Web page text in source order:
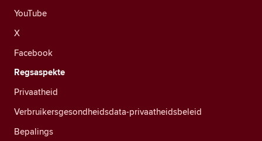
YouTube
X
Facebook
Regsaspekte
Privaatheid
Verbruikersgesondheidsdata-privaatheidsbeleid
Bepalings